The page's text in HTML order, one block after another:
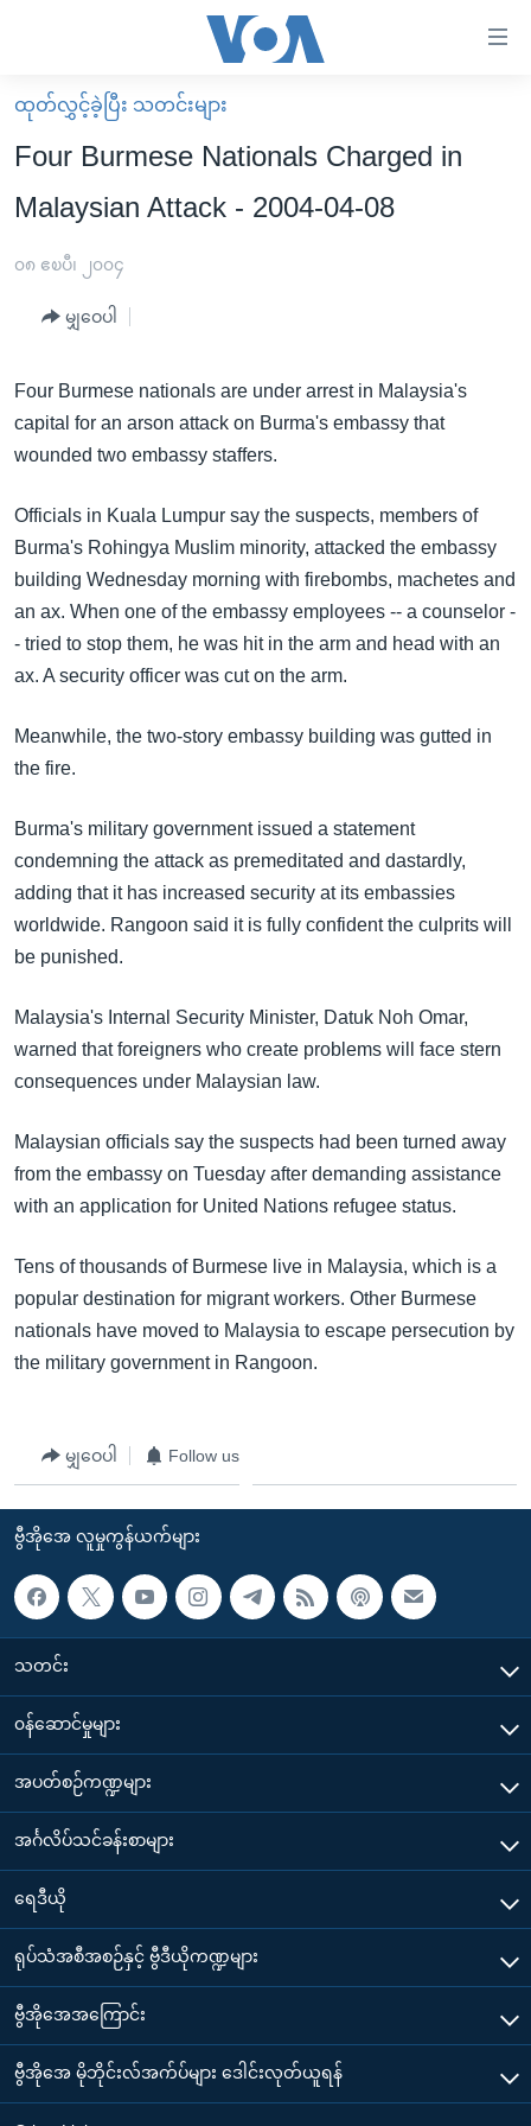
လွယ်ကူ
စေ
သည့်
များ
ပင်မ
အ
ညွန်း
စာမျက်နှာ
ရန်
ရှာဖွေ
နေရာ
သို့
ကျော်
ရန်
မူလစာမျက်နှာ
မြန်မာ
ကမ္ဘာ့သတင်းများ
နိုင်ငံတကာ
အစ္စရေး-ပါလက်စတိုင်း
ဗွီဒီယို
ရပ်ဝန်းတခု လမ်းတခု အလွန်
အင်္ဂလိပ်စာလေ့လာမယ်
အမေရိကန်သုံးအီဒီယံ
မကြေးမုံရဲ့ အင်္ဂလိပ်စာ
ရုပ်ရှင်ထဲက အင်္ဂလိပ်စာ
သုတပဒေသာ အင်္ဂလိပ်စာ
အပတ်စဉ်ကဏ္ဍများ
ရေဒီယို
တီဗွီ
ရေဒီယိုနှင့်ရုပ်သံ အချက်အလက်များ
ရေဒီယို/တီဗွီအစီအစဉ်
Learning English
ဗွီအိုအေ လူမှုကွန်ယက်များ
ဘာသာစကားများ
ထုတ်လွှင့်ခဲ့ပြီး သတင်းများ
Four Burmese Nationals Charged in
Malaysian Attack - 2004-04-08
၀၈ ဧၿပီ၊ ၂၀၀၄
မျှဝေပါ
Four Burmese nationals are under arrest in Malaysia's
capital for an arson attack on Burma's embassy that
wounded two embassy staffers.
Officials in Kuala Lumpur say the suspects, members of
Burma's Rohingya Muslim minority, attacked the embassy
building Wednesday morning with firebombs, machetes and
an ax. When one of the embassy employees -- a counselor -
- tried to stop them, he was hit in the arm and head with an
ax. A security officer was cut on the arm.
Meanwhile, the two-story embassy building was gutted in
the fire.
Burma's military government issued a statement
condemning the attack as premeditated and dastardly,
adding that it has increased security at its embassies
worldwide. Rangoon said it is fully confident the culprits will
be punished.
Malaysia's Internal Security Minister, Datuk Noh Omar,
warned that foreigners who create problems will face stern
consequences under Malaysian law.
Malaysian officials say the suspects had been turned away
from the embassy on Tuesday after demanding assistance
with an application for United Nations refugee status.
Tens of thousands of Burmese live in Malaysia, which is a
popular destination for migrant workers. Other Burmese
nationals have moved to Malaysia to escape persecution by
the military government in Rangoon.
မျှဝေပါ Follow us
ဗွီအိုအေ လူမှုကွန်ယက်များ
သတင်း
၀န်ဆောင်မှုများ
အပတ်စဉ်ကဏ္ဍများ
အင်္ဂလိပ်သင်ခန်းစာများ
ရေဒီယို
ရုပ်သံအစီအစဉ်နှင့် ဗွီဒီယိုကဏ္ဍများ
ဗွီအိုအေအကြောင်း
ဗွီအိုအေ မိုဘိုင်းလ်အက်ပ်များ ဒေါင်းလုတ်ယူရန်